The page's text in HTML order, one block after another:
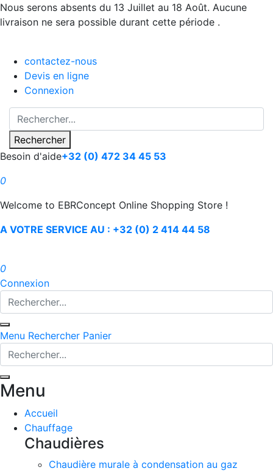
Nous serons absents du 13 Juillet au 18 Août. Aucune
livraison ne sera possible durant cette période .
contactez-nous
Devis en ligne
Connexion
Rechercher
Besoin d'aide+32 (0) 472 34 45 53
0
Welcome to EBRConcept Online Shopping Store !
A VOTRE SERVICE AU : +32 (0) 2 414 44 58
0
Connexion
Menu Rechercher Panier
Menu
Accueil
Chauffage
Chaudières
Chaudière murale à condensation au gaz